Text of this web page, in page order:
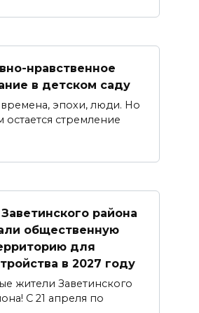
нравственное
в детском саду
эпохи, люди. Но
остается стремление
района
общественную
для
в 2027 году
жители Заветинского
С 21 апреля по